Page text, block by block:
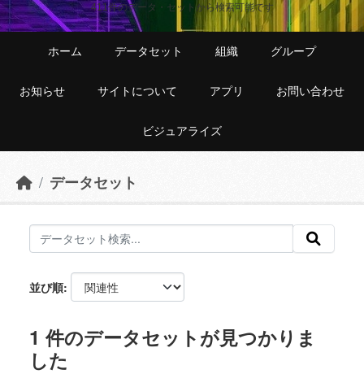
411件のデータ・セットから検索可能です
ホーム データセット 組織 グループ
お知らせ サイトについて アプリ お問い合わせ
ビジュアライズ
データセット
並び順
1 件のデータセットが見つかりま
した